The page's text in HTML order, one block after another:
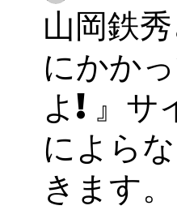
山岡鉄
にかか
よ!』サ
によら
きます。